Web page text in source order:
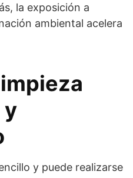
la exposición a
ambiental acelera
y
y puede realizarse